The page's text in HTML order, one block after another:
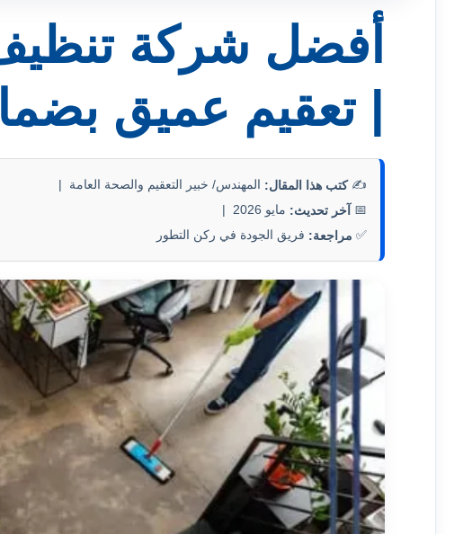
أفضل شركة
| تعقيم عميق بضمان
✍️كتب هذا المقال: المهندس/ خبير التعقيم والصحة العامة |
📅 آخر تحديث: مايو 2026 |
✅ مراجعة: فريق الجودة في ركن التطور